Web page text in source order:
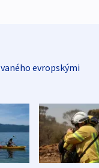
evropskými